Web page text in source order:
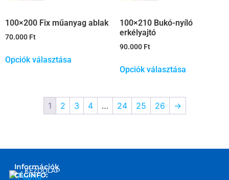
100×200 Fix műanyag ablak
70.000 Ft
Opciók választása
100×210 Bukó-nyíló
erkélyajtó
90.000 Ft
Opciók választása
1 2 3 4 … 24 25 26 →
Információk
CÉGINFO:
KEZDŐLAP